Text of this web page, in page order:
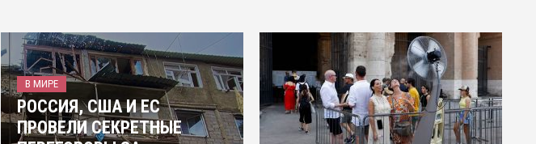
В МИРЕ
РОССИЯ, США И ЕС
ПРОВЕЛИ СЕКРЕТНЫЕ